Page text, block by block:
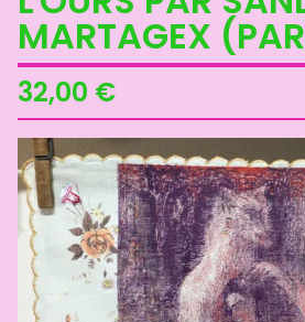
MARTAGEX
32,00 €